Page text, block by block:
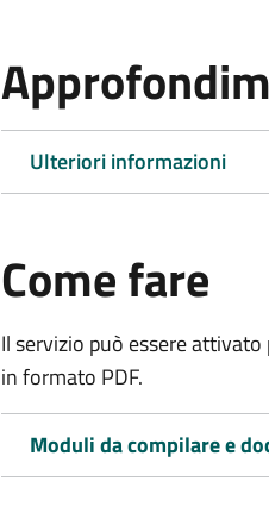
Ulteriori informazioni
Come fare
Il servizio può essere
in formato PDF.
Moduli da compilare e